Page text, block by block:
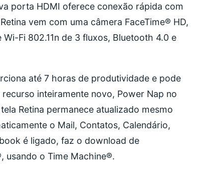
porta HDMI oferece conexão rápida com
vem com uma câmera FaceTime® HD,
Fi 802.11n de 3 fluxos, Bluetooth 4.0 e
até 7 horas de produtividade e pode
inteiramente novo, Power Nap no
Retina permanece atualizado mesmo
o Mail, Contatos, Calendário,
é ligado, faz o download de
usando o Time Machine®.